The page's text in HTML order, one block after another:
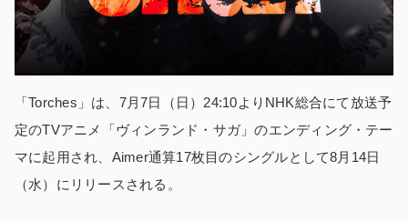
「Torches」は、7月7日（日）24:10よりNHK総合にて放送予
定のTVアニメ「ヴィンランド・サガ」のエンディング・テー
マに起用され、Aimer通算17枚目のシングルとして8月14日
（水）にリリースされる。